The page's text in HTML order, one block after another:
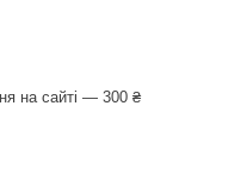
на сайті — 300 ₴